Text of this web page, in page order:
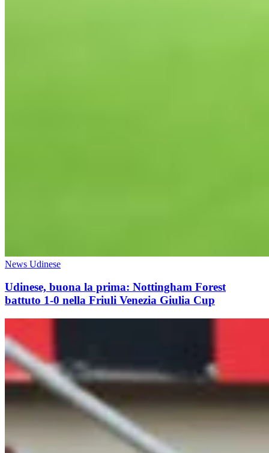
News Udinese
Udinese, buona la prima: Nottingham Forest
battuto 1-0 nella Friuli Venezia Giulia Cup